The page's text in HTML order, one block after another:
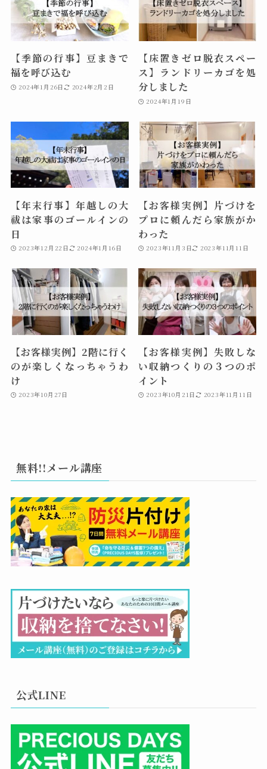
【季節の行事】豆まきで
福を呼び込む
2024年1月26日 2024年2月2日
【床置きゼロ脱衣スペー
ス】ランドリーカゴを処
分しました
2024年1月19日
【年末行事】年越しの大
祓は家事のゴールインの
日
2023年12月22日 2024年1月16日
【お客様実例】片づけを
プロに頼んだら家族がか
わった
2023年11月3日 2023年11月11日
【お客様実例】2階に行く
のが楽しくなっちゃうわ
け
2023年10月27日
【お客様実例】失敗しな
い収納つくりの３つのポ
イント
2023年10月21日 2023年11月11日
無料!!メール講座
公式LINE